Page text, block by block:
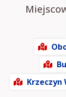
Krzeczyn